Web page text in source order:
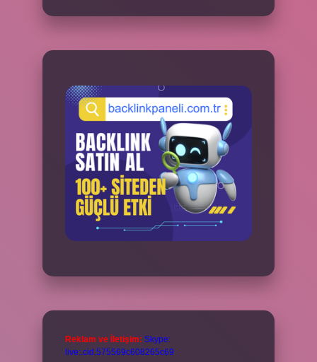
Reklam ve İletişim: Skype:
live:.cid.575569c608265c69